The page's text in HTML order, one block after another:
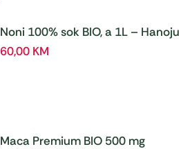
Noni 100% sok BIO, a 1L – Hanoju
60,00 KM
Maca Premium BIO 500 mg